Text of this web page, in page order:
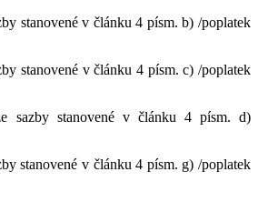
stanovené v článku 4 písm. b) /poplatek
stanovené v článku 4 písm. c) /poplatek
sazby stanovené v článku 4 písm. d)
stanovené v článku 4 písm. g) /poplatek